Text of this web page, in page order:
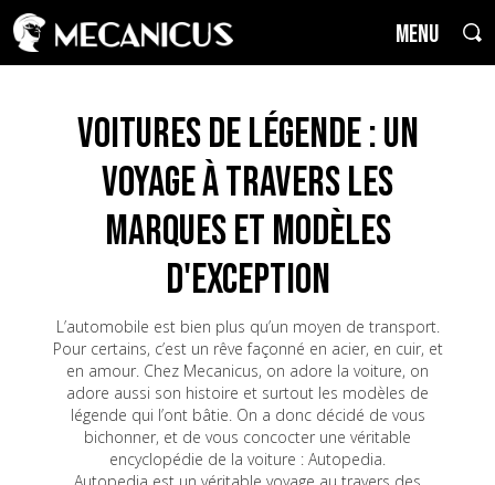
MENU
Voitures de Légende : un
voyage à travers les
marques et modèles
d'exception
L’automobile est bien plus qu’un moyen de transport.
Pour certains, c’est un rêve façonné en acier, en cuir, et
en amour. Chez Mecanicus, on adore la voiture, on
adore aussi son histoire et surtout les modèles de
légende qui l’ont bâtie. On a donc décidé de vous
bichonner, et de vous concocter une véritable
encyclopédie de la voiture : Autopedia.